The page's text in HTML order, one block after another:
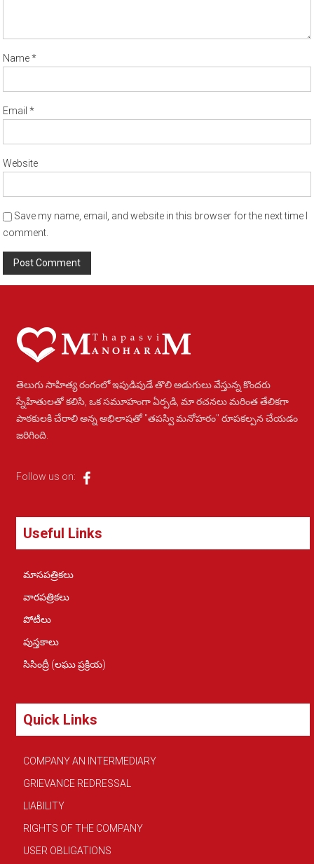
Name*
Email*
Website
Save my name, email, and website in this browser for the next time I
comment.
తెలుగు సాహిత్య రంగంలో ఇపుడిపుడే తొలి అడుగులు వేస్తున్న కొందరు
స్నేహితులతో కలిసి, ఒక సమూహంగా ఏర్పడి, మా రచనలు మరింత తేలికగా
పాఠకులకి చేరాలి అన్న అభిలాషతో "తపస్వి మనోహరం" రూపకల్పన చేయడం
జరిగింది.
Follow us on:
Useful Links
మాసపత్రికలు
వారపత్రికలు
పోటీలు
పుస్తకాలు
సిసింద్రీ (లఘు ప్రక్రియ)
Quick Links
COMPANY AN INTERMEDIARY
GRIEVANCE REDRESSAL
LIABILITY
RIGHTS OF THE COMPANY
USER OBLIGATIONS